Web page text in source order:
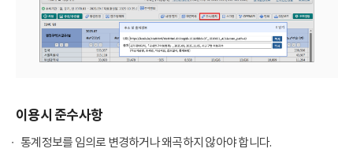
이용시 준수사항
통계정보를 임의로 변경하거나 왜곡하지 않아야 합니다.